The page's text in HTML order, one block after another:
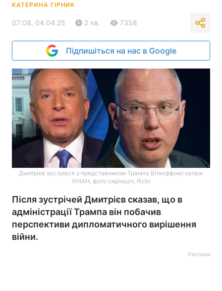
КАТЕРИНА ГІРНИК
07:08, 04.04.25 2 хв. 7358
Підпишіться на нас в Google
Дмитрієв зустрівся з представником Трампа Віткоффом/ колаж
УНІАН, фото скріншот, flickr
Після зустрічей Дмитрієв сказав, що в
адміністрації Трампа він побачив
перспективи дипломатичного вирішення
війни.
Реклама